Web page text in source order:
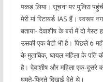
पकड़ लिया। सूचना पर पुलिस
मेरी मां रिटायर्ड IAS हैं। स्वरूप
बताया- देवाशीष के बर्रा में दो
उसकी एक बेटी भी है। पिछले 6
के मुताबिक, घायल महिला के पति
है। देवाशीष और महिला एक-
घूमते-फिरते दिखाई देते थे।